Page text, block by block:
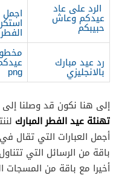
الرد على عاد
عيدكم وعاش
حبيبكم الفطر
رد عيد مبارك
بالانجليزي png
إلى هنا نكون قد وصلنا إلى
تهنئة عيد الفطر المبارك
أجمل العبارات التي تقال
باقة من الرسائل التي
أخيرا مع باقة من